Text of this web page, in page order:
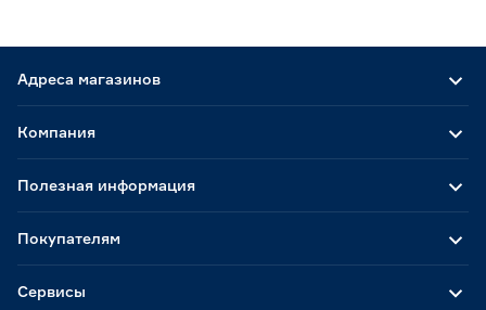
Адреса магазинов
Компания
Полезная информация
Покупателям
Сервисы